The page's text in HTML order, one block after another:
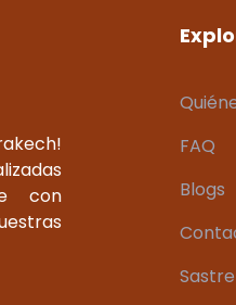
con
FAQ
Blogs